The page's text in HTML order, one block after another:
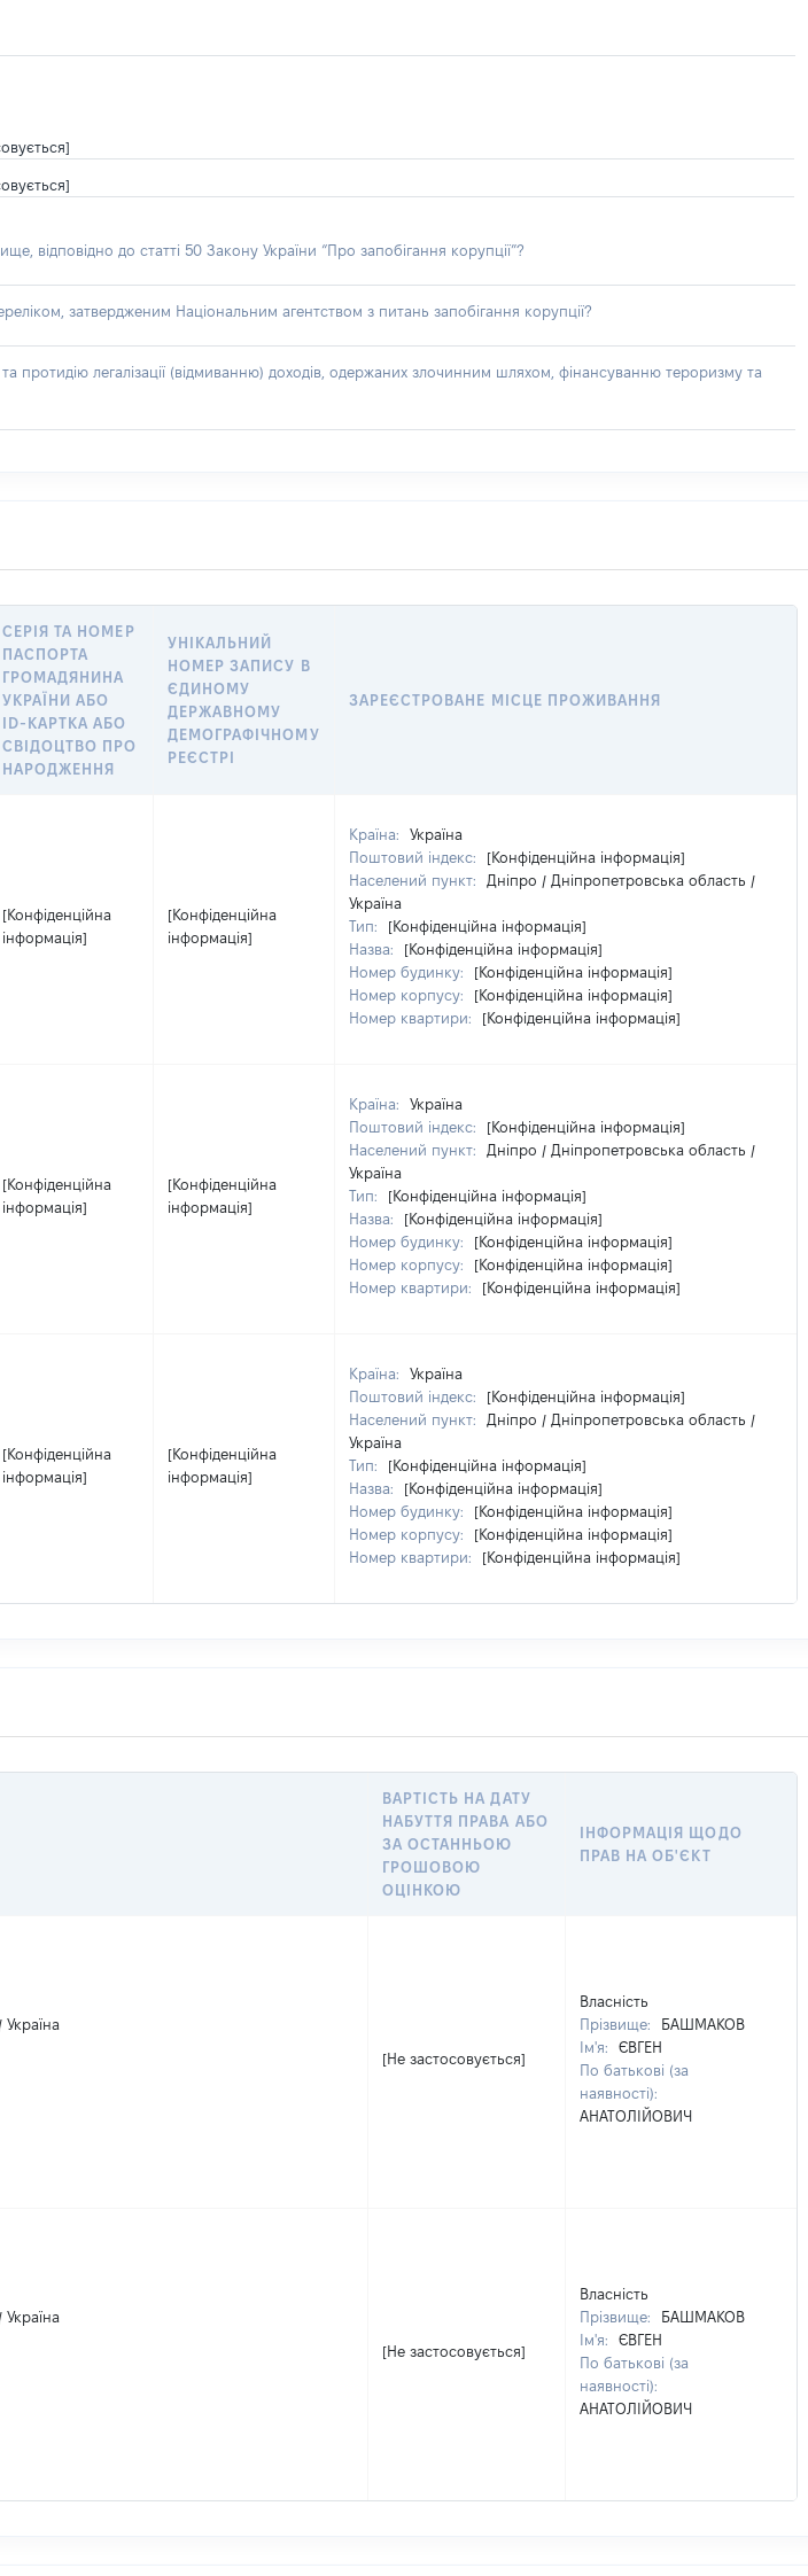
відповідно до статті 50 Закону України “Про запобігання корупції”?
затвердженим Національним агентством з питань запобігання корупції?
протидію легалізації (відмиванню) доходів, одержаних злочинним шляхом, фінансуванню тероризму та
СЕРІЯ ТА НОМЕР
ПАСПОРТА
ГРОМАДЯНИНА
УКРАЇНИ АБО
ID-КАРТКА АБО
СВІДОЦТВО ПРО
НАРОДЖЕННЯ
УНІКАЛЬНИЙ
НОМЕР ЗАПИСУ В
ЄДИНОМУ
ДЕРЖАВНОМУ
ДЕМОГРАФІЧНОМУ
РЕЄСТРІ
ЗАРЕЄСТРОВАНЕ МІСЦЕ ПРОЖИВАННЯ
[Конфіденційна
інформація]
[Конфіденційна
інформація]
Країна:
Україна
Поштовий індекс:
[Конфіденційна інформація]
Населений пункт:
Дніпро / Дніпропетровська область /
Україна
Тип:
[Конфіденційна інформація]
Назва:
[Конфіденційна інформація]
Номер будинку:
[Конфіденційна інформація]
Номер корпусу:
[Конфіденційна інформація]
Номер квартири:
[Конфіденційна інформація]
[Конфіденційна
інформація]
[Конфіденційна
інформація]
Країна:
Україна
Поштовий індекс:
[Конфіденційна інформація]
Населений пункт:
Дніпро / Дніпропетровська область /
Україна
Тип:
[Конфіденційна інформація]
Назва:
[Конфіденційна інформація]
Номер будинку:
[Конфіденційна інформація]
Номер корпусу:
[Конфіденційна інформація]
Номер квартири:
[Конфіденційна інформація]
[Конфіденційна
інформація]
[Конфіденційна
інформація]
Країна:
Україна
Поштовий індекс:
[Конфіденційна інформація]
Населений пункт:
Дніпро / Дніпропетровська область /
Україна
Тип:
[Конфіденційна інформація]
Назва:
[Конфіденційна інформація]
Номер будинку:
[Конфіденційна інформація]
Номер корпусу:
[Конфіденційна інформація]
Номер квартири:
[Конфіденційна інформація]
ВАРТІСТЬ НА ДАТУ
НАБУТТЯ ПРАВА АБО
ЗА ОСТАННЬОЮ
ГРОШОВОЮ
ОЦІНКОЮ
ІНФОРМАЦІЯ ЩОДО
ПРАВ НА ОБ'ЄКТ
[Не застосовується]
Власність
Прізвище:
БАШМАКОВ
Ім'я:
ЄВГЕН
По батькові (за
наявності):
АНАТОЛІЙОВИЧ
[Не застосовується]
Власність
Прізвище:
БАШМАКОВ
Ім'я:
ЄВГЕН
По батькові (за
наявності):
АНАТОЛІЙОВИЧ